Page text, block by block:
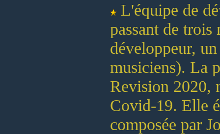
L'équipe de
passant de
développeur,
musiciens). La
Revision 2020,
Covid-19. Elle
composée par